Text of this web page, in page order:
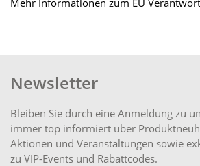
Newsletter
Bleiben Sie durch eine Anmeldung zu
immer top informiert über
Aktionen und Veranstaltungen sowie
zu VIP-Events und Rabattcodes.